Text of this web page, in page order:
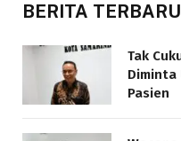
BERITA TERBARU
Tak
Diminta
Pasien